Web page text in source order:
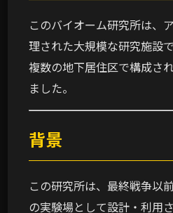
このバイオーム研究所は、
理された大規模な研究施設で
複数の地下居住区で構成さ
ました。
背景
この研究所は、最終戦争以
の実験場として設計・利用